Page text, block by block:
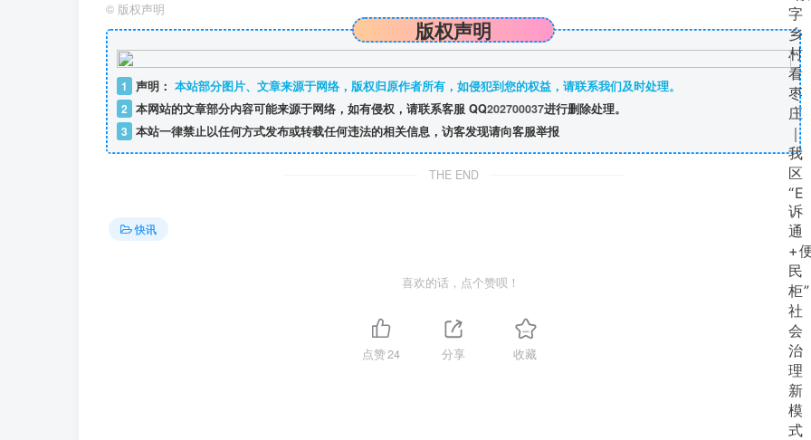
© 版权声明
版权声明
1 声明： 本站部分图片、文章来源于网络，版权归原作者所有，如侵犯到您的权益，请联系我们及时处理。
2 本网站的文章部分内容可能来源于网络，如有侵权，请联系客服 QQ202700037进行删除处理。
3 本站一律禁止以任何方式发布或转载任何违法的相关信息，访客发现请向客服举报
THE END
快讯
喜欢的话，点个赞呗！
点赞24 分享 收藏